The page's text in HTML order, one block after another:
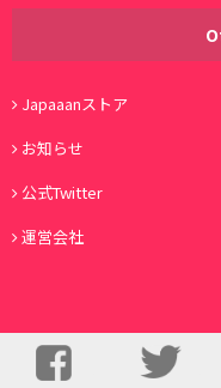
Japaaanストア
お知らせ
公式Twitter
運営会社
© Copyright 2016,